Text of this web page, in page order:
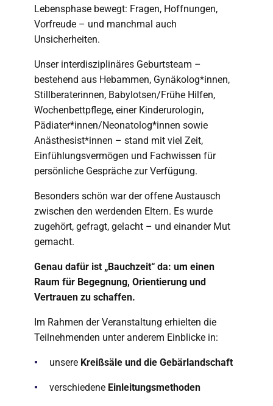
Lebensphase bewegt: Fragen, Hoffnungen,
Vorfreude – und manchmal auch
Unsicherheiten.
Unser interdisziplinäres Geburtsteam –
bestehend aus Hebammen, Gynäkolog*innen,
Stillberaterinnen, Babylotsen/Frühe Hilfen,
Wochenbettpflege, einer Kinderurologin,
Pädiater*innen/Neonatolog*innen sowie
Anästhesist*innen – stand mit viel Zeit,
Einfühlungsvermögen und Fachwissen für
persönliche Gespräche zur Verfügung.
Besonders schön war der offene Austausch
zwischen den werdenden Eltern. Es wurde
zugehört, gefragt, gelacht – und einander Mut
gemacht.
Genau dafür ist „Bauchzeit“ da: um einen
Raum für Begegnung, Orientierung und
Vertrauen zu schaffen.
Im Rahmen der Veranstaltung erhielten die
Teilnehmenden unter anderem Einblicke in:
unsere Kreißsäle und die Gebärlandschaft
verschiedene Einleitungsmethoden